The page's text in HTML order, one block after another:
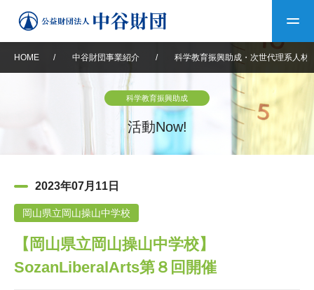
中谷財団について
設立趣意書
沿革 40年史デジタルブック
中谷財団40年史
中谷財団事業紹介
神戸賞 長期大型研究助成
中谷財団動画紹介
その他情報
HOME / 中谷財団事業紹介 / 科学教育振興助成・次世代理系人材
科学教育振興助成
活動Now!
2023年07月11日
岡山県立岡山操山中学校
【岡山県立岡山操山中学校】
SozanLiberalArts第８回開催